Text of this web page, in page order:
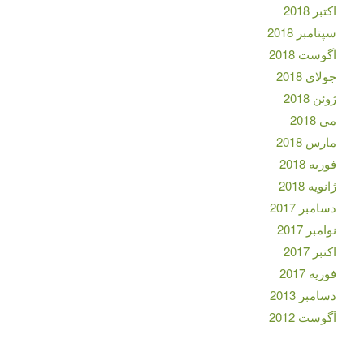
اکتبر 2018
سپتامبر 2018
آگوست 2018
جولای 2018
ژوئن 2018
می 2018
مارس 2018
فوریه 2018
ژانویه 2018
دسامبر 2017
نوامبر 2017
اکتبر 2017
فوریه 2017
دسامبر 2013
آگوست 2012